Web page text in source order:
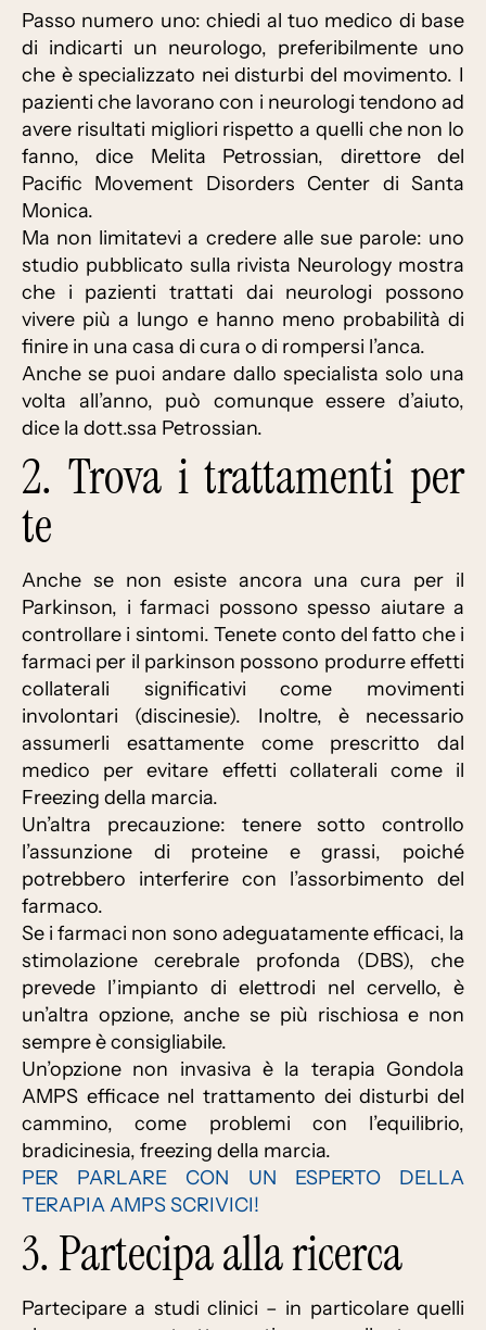
Passo numero uno: chiedi al tuo medico di base
di indicarti un neurologo, preferibilmente uno
che è specializzato nei disturbi del movimento. I
pazienti che lavorano con i neurologi tendono ad
avere risultati migliori rispetto a quelli che non lo
fanno, dice Melita Petrossian, direttore del
Pacific Movement Disorders Center di Santa
Monica.
Ma non limitatevi a credere alle sue parole: uno
studio pubblicato sulla rivista Neurology mostra
che i pazienti trattati dai neurologi possono
vivere più a lungo e hanno meno probabilità di
finire in una casa di cura o di rompersi l’anca.
Anche se puoi andare dallo specialista solo una
volta all’anno, può comunque essere d’aiuto,
dice la dott.ssa Petrossian.
2. Trova i trattamenti per
te
Anche se non esiste ancora una cura per il
Parkinson, i farmaci possono spesso aiutare a
controllare i sintomi. Tenete conto del fatto che i
farmaci per il parkinson possono produrre effetti
collaterali significativi come movimenti
involontari (discinesie). Inoltre, è necessario
assumerli esattamente come prescritto dal
medico per evitare effetti collaterali come il
Freezing della marcia.
Un’altra precauzione: tenere sotto controllo
l’assunzione di proteine ​​e grassi, poiché
potrebbero interferire con l’assorbimento del
farmaco.
Se i farmaci non sono adeguatamente efficaci, la
stimolazione cerebrale profonda (DBS), che
prevede l’impianto di elettrodi nel cervello, è
un’altra opzione, anche se più rischiosa e non
sempre è consigliabile.
Un’opzione non invasiva è la terapia Gondola
AMPS efficace nel trattamento dei disturbi del
cammino, come problemi con l’equilibrio,
bradicinesia, freezing della marcia.
PER PARLARE CON UN ESPERTO DELLA
TERAPIA AMPS SCRIVICI!
3. Partecipa alla ricerca
Partecipare a studi clinici – in particolare quelli